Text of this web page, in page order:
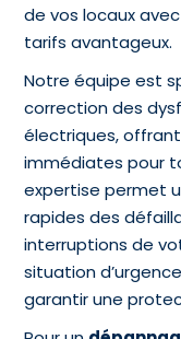
de vos locaux
tarifs avantageux.
Notre équipe est
correction des
électriques,
immédiates pour
expertise permet
rapides des
interruptions de
situation
garantir une